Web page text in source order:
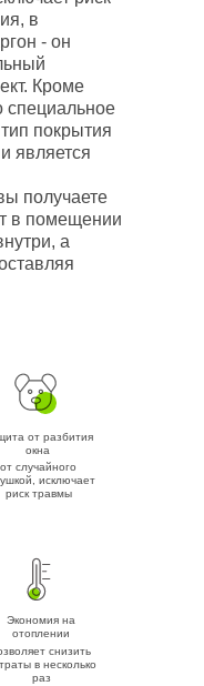
Экономия на
отоплении
от разбития
окна
снизить
в несколько
раз
от случайного
исключает
риск травмы
в
- он
Кроме
специальное
покрытия
является
получаете
в помещении
а